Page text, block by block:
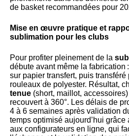
de basketrecommandées pour
Mise en œuvre pratique et
sublimation pour les clubs
Pour profiter pleinement de la
débute avant même la fabrication
sur papier transfert, puis
rouleaux de polyester. Résultat,
tenue (short, maillot,
recouvert à 360°. Les délais de
4 à 6 semaines après validation
temps optimisé aujourd’hui grâce
aux configurateurs en ligne, qui